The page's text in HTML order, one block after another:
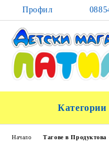
Профил
Категории
Начало Тагове в Продуктова